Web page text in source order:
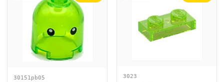
30151pb05 3023